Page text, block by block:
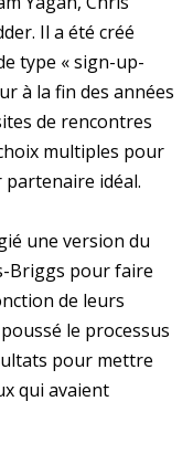
Il a été créé
type « sign-up-
à la fin des années
de rencontres
multiples pour
idéal.
une version du
Briggs pour faire
de leurs
le processus
pour mettre
qui avaient